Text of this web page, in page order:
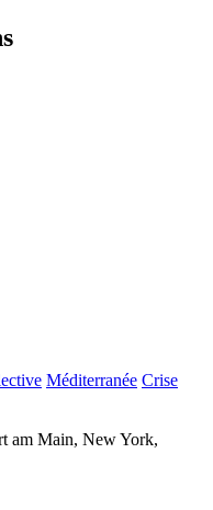
Méditerranée Crise
am Main, New York,